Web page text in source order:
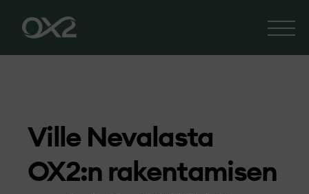
Ville Nevalasta
OX2:n rakentamisen